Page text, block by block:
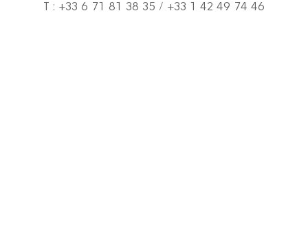
T : +33 6 71 81 38 35 / +33 1 42 49 74 46